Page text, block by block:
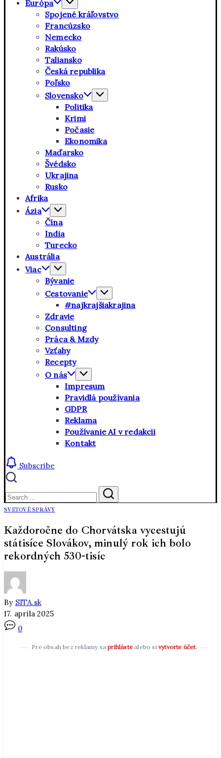
Európa
Spojené kráľovstvo
Francúzsko
Nemecko
Rakúsko
Taliansko
Česká republika
Poľsko
Slovensko
Politika
Krimi
Počasie
Ekonomika
Maďarsko
Švédsko
Ukrajina
Rusko
Afrika
Ázia
Čína
India
Turecko
Austrália
Viac
Bývanie
Cestovanie
#najkrajšiakrajina
Zdravie
Consulting
Práca & Mzdy
Vzťahy
Recepty
O nás
Impresum
Pravidlá používania
GDPR
Reklama
Používanie AI v redakcii
Kontakt
Subscribe
Close
Search
Search
SVETOVÉ SPRÁVY
Každoročne do Chorvátska vycestujú
státisíce Slovákov, minulý rok ich bolo
rekordných 530-tisíc
By SITA.sk
17. apríla 2025
0
Pre obsah bez reklamy saprihláste alebo si vytvorte účet.